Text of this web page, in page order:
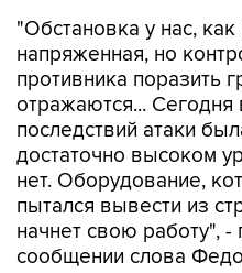
"Обстановка у нас,
напряженная, но
противника поразить
отражаются...
последствий атаки
достаточно высоком
нет. Оборудование,
пытался вывести из
начнет свою работу", -
сообщении слова